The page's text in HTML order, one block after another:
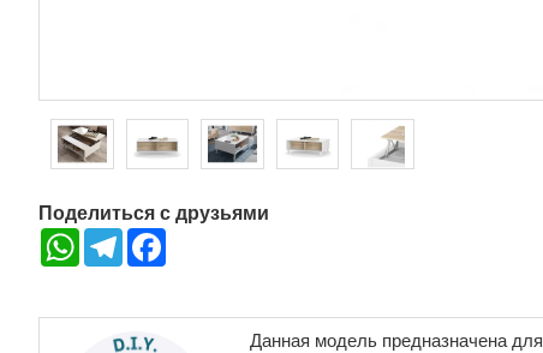
Поделиться с друзьями
WhatsAppTelegram
Данная модель предназначена для